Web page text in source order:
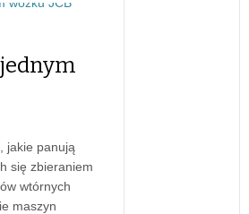
jakie panują
się zbieraniem
wtórnych
maszyn